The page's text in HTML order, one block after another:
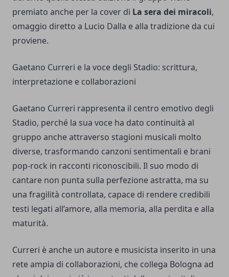
premiato anche per la cover di La sera dei miracoli,
omaggio diretto a Lucio Dalla e alla tradizione da cui
proviene.
Gaetano Curreri e la voce degli Stadio: scrittura,
interpretazione e collaborazioni
Gaetano Curreri rappresenta il centro emotivo degli
Stadio, perché la sua voce ha dato continuità al
gruppo anche attraverso stagioni musicali molto
diverse, trasformando canzoni sentimentali e brani
pop-rock in racconti riconoscibili. Il suo modo di
cantare non punta sulla perfezione astratta, ma su
una fragilità controllata, capace di rendere credibili
testi legati all’amore, alla memoria, alla perdita e alla
maturità.
Curreri è anche un autore e musicista inserito in una
rete ampia di collaborazioni, che collega Bologna ad